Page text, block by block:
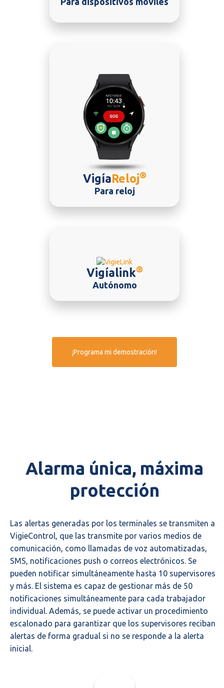
VigíaReloj®
Para reloj
Vigíalink®
Autónomo
¡Programa mi demostración!
Alarma única, máxima
protección
Las alertas generadas por los terminales se transmiten a
VigieControl, que las transmite por varios medios de
comunicación, como llamadas de voz automatizadas,
SMS, notificaciones push o correos electrónicos. Se
pueden notificar simultáneamente hasta 10 supervisores
y más. El sistema es capaz de gestionar más de 50
notificaciones simultáneamente para cada trabajador
individual. Además, se puede activar un procedimiento
escalonado para garantizar que los supervisores reciban
alertas de forma gradual si no se responde a la alerta
inicial.